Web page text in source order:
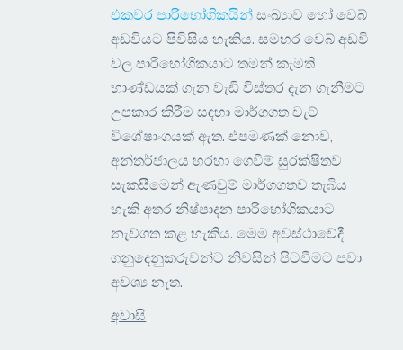
එකවර පාරිභෝගිකයින් සංඛ්‍යාව හෝ වෙබ්
අඩවියට පිවිසිය හැකිය. සමහර වෙබ් අඩවි
වල පාරිභෝගිකයාට තමන් කැමති
භාණ්ඩයක් ගැන වැඩි විස්තර දැන ගැනීමට
උපකාර කිරීම සඳහා මාර්ගගත චැට්
විශේෂාංගයක් ඇත. එපමණක් නොව,
අන්තර්ජාලය හරහා ගෙවීම් සුරක්ෂිතව
සැකසීමෙන් ඇණවුම් මාර්ගගතව තැබිය
හැකි අතර නිෂ්පාදන පාරිභෝගිකයාට
නැව්ගත කළ හැකිය. මෙම අවස්ථාවේදී
ගනුදෙනුකරුවන්ට නිවසින් පිටවීමට පවා
අවශ්‍ය නැත.
අවාසි